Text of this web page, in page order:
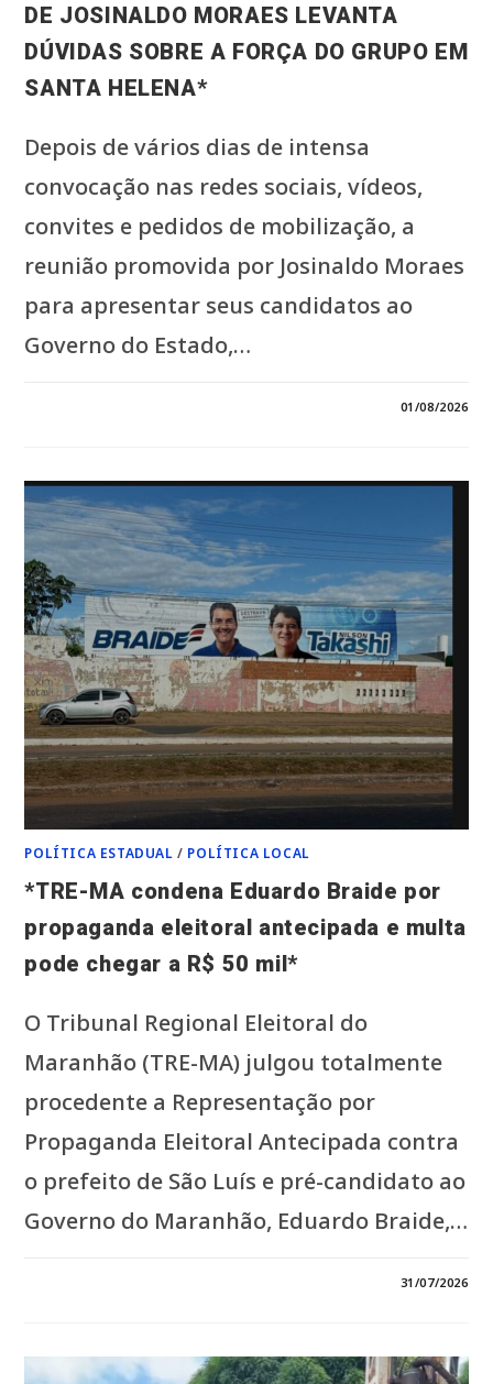
DE JOSINALDO MORAES LEVANTA
DÚVIDAS SOBRE A FORÇA DO GRUPO EM
SANTA HELENA*
Depois de vários dias de intensa
convocação nas redes sociais, vídeos,
convites e pedidos de mobilização, a
reunião promovida por Josinaldo Moraes
para apresentar seus candidatos ao
Governo do Estado,…
POUCO
POVO:
REUNIÃO
JOSINALDO
MORAES
LEVANTA
DÚVIDAS
SOBRE
A
FORÇA
DO
GRUPO
EM
SANTA
HELENA*
01/08/2026
POLÍTICA ESTADUAL / POLÍTICA LOCAL
*TRE-MA condena Eduardo Braide por
propaganda eleitoral antecipada e multa
pode chegar a R$ 50 mil*
O Tribunal Regional Eleitoral do
Maranhão (TRE-MA) julgou totalmente
procedente a Representação por
Propaganda Eleitoral Antecipada contra
o prefeito de São Luís e pré-candidato ao
Governo do Maranhão, Eduardo Braide,…
BRAIDE
POR
31/07/2026